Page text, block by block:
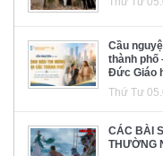
Cầu
thành phố
Đức Giáo
Thứ Tư
CÁC BÀI
THƯỜNG